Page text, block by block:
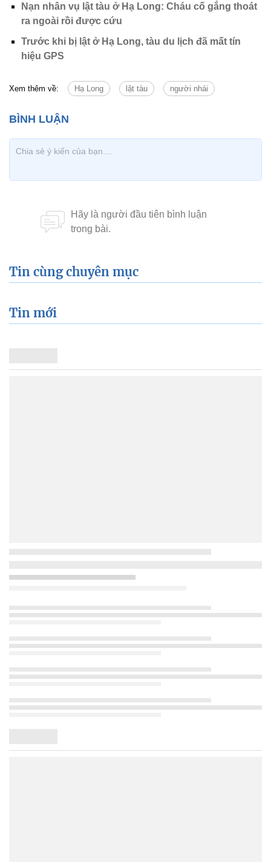
Nạn nhân vụ lật tàu ở Hạ Long: Cháu cố gắng thoát
ra ngoài rồi được cứu
Trước khi bị lật ở Hạ Long, tàu du lịch đã mất tín
hiệu GPS
Xem thêm về: Hạ Long lật tàu người nhái
Tin cùng chuyên mục
Tin mới